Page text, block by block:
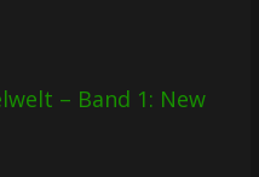
– Band 1: New